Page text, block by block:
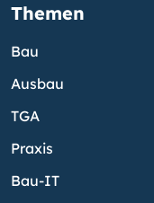
Themen
Bau
Ausbau
TGA
Praxis
Bau-IT